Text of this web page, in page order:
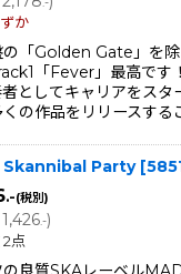
か
の「Golden Gate」を
「Fever」最高です
としてキャリアをスタ
くの作品をリリースする
Skannibal Party [
.-(税別)
1,426.-)
点